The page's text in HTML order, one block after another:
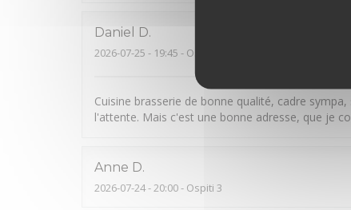
Daniel D
2026-07-25 - 19:45 - Ospiti 2
Cuisine brasserie de bonne qualité, cadre
l'attente. Mais c'est une bonne adresse, que je
Anne D
2026-07-24- 20:00 - Ospiti 3